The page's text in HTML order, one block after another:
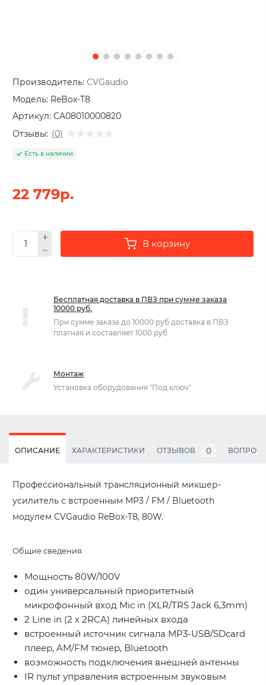
Производитель: CVGaudio
Модель: ReBox-T8
Артикул: CA08010000820
Отзывы: (0)
Есть в наличии
22 779р.
В корзину
Бесплатная доставка в ПВЗ при сумме заказа
10000 руб.
При сумме заказа до 10000 руб доставка в ПВЗ
платная и составляет 1000 руб.
Монтаж
Установка оборудования "Под ключ"
ОПИСАНИЕ ХАРАКТЕРИСТИКИ ОТЗЫВОВ 0
Профессиональный трансляционный микшер-
усилитель с встроенным MP3 / FM / Bluetooth
модулем CVGaudio ReBox-T8, 80W.
Общие сведения
Мощность 80W/100V
один универсальный приоритетный
микрофонный вход Mic in (XLR/TRS Jack 6,3mm)
2 Line in (2 x 2RCA) линейных входа
встроенный источник сигнала MP3-USB/SDcard
плеер, AM/FM тюнер, Bluetooth
возможность подключения внешней антенны
IR пульт управления встроенным звуковым